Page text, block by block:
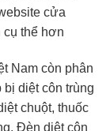
cửa
cụ thể hơn
Nam còn phân
diệt côn trùng
chuột, thuốc
Đèn diệt côn